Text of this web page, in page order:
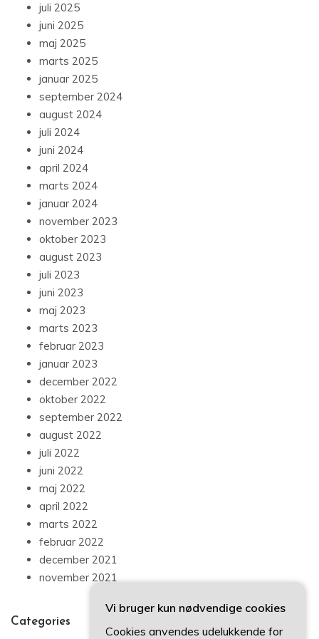
juli 2025
juni 2025
maj 2025
marts 2025
januar 2025
september 2024
august 2024
juli 2024
juni 2024
april 2024
marts 2024
januar 2024
november 2023
oktober 2023
august 2023
juli 2023
juni 2023
maj 2023
marts 2023
februar 2023
januar 2023
december 2022
oktober 2022
september 2022
august 2022
juli 2022
juni 2022
maj 2022
april 2022
marts 2022
februar 2022
december 2021
november 2021
Categories
Vi bruger kun nødvendige cookies
Cookies anvendes udelukkende for